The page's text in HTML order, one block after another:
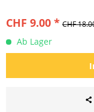
CHF 9.00 * CHF
Ab Lager